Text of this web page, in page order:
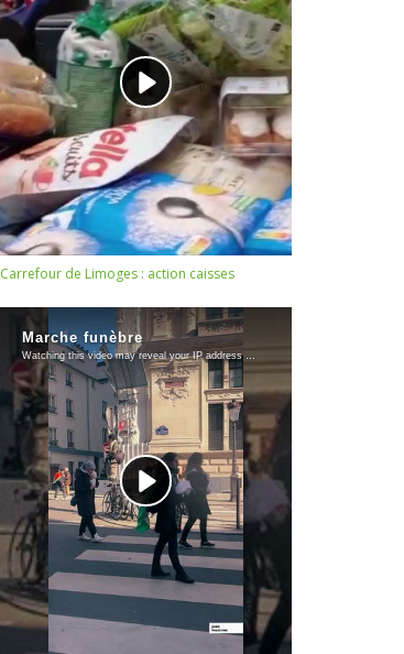
Carrefour de Limoges : action caisses